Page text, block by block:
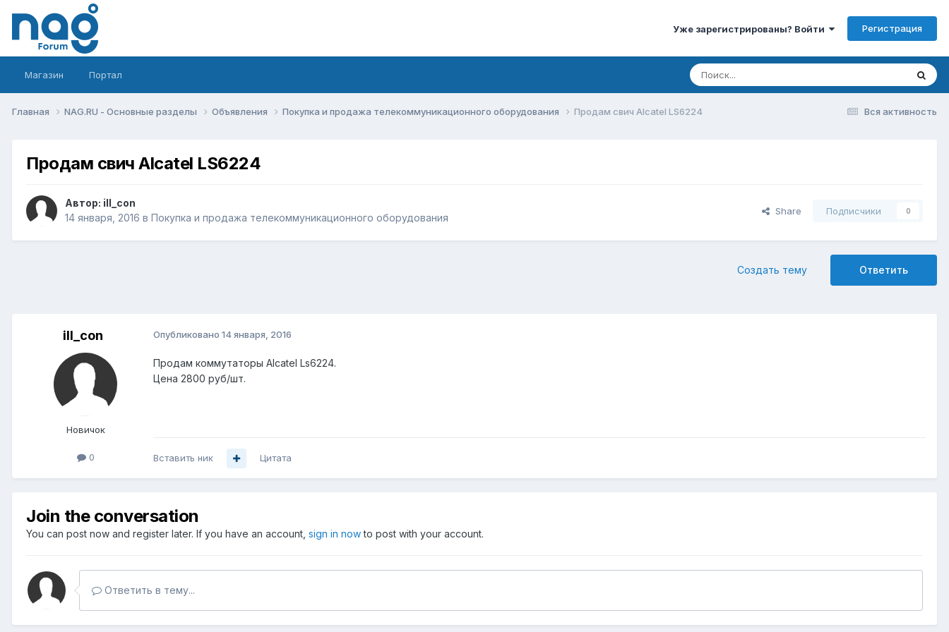
Уже зарегистрированы? Войти Регистрация
Магазин Портал
Вся активность
Главная NAG.RU - Основные разделы Объявления Покупка и продажа телекоммуникационного оборудования Продам свич Alcatel LS6224
Продам свич Alcatel LS6224
Автор: ill_con
14 января, 2016 в Покупка и продажа телекоммуникационного оборудования
Share Подписчики 0
Ответить
Создать тему
ill_con
Новичок
0
Опубликовано 14 января, 2016
Продам коммутаторы Alcatel Ls6224.
Цена 2800 руб/шт.
Вставить ник Цитата
Join the conversation
You can post now and register later. If you have an account, sign in nowto post with your account.
Ответить в тему...